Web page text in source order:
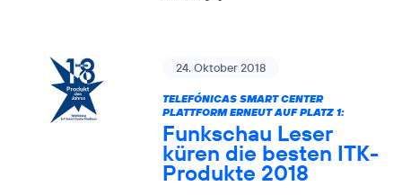
24. Oktober 2018
TELEFÓNICAS SMART CENTER
PLATTFORM ERNEUT AUF PLATZ 1:
Funkschau Leser
küren die besten ITK-
Produkte 2018